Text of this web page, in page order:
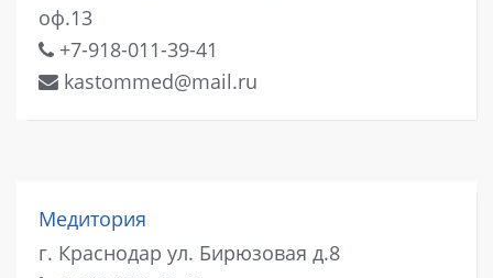
оф.13
+7-918-011-39-41
kastommed@mail.ru
Медитория
г. Краснодар ул. Бирюзовая д.8